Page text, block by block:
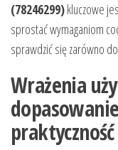
(78246299)kluczowe
sprostać wymaganiom
sprawdzić się zarówno
Wrażenia
praktyczność